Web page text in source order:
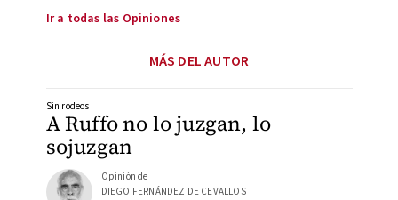
Ir a todas las Opiniones
MÁS DEL AUTOR
A Ruffo no lo juzgan, lo
sojuzgan
Sin rodeos
Opinión de
DIEGO FERNÁNDEZ DE CEVALLOS